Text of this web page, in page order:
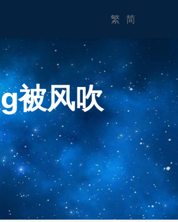
繁 简
被风吹